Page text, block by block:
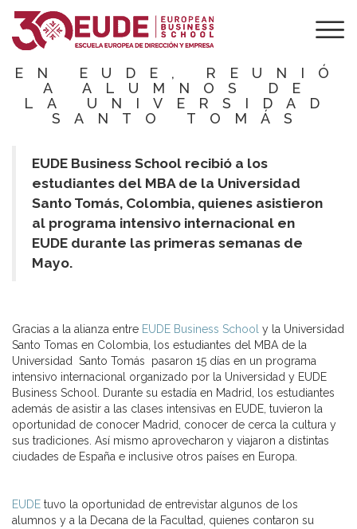
SEMINARIO DE
INTERCAMBIO
EN EUDE, REUNIÓ
A ALUMNOS DE
LA UNIVERSIDAD
SANTO TOMÁS
EUDE Business School recibió a los
estudiantes del MBA de la Universidad
Santo Tomás, Colombia, quienes asistieron
al programa intensivo internacional en
EUDE durante las primeras semanas de
Mayo.
Gracias a la alianza entre EUDE Business School y la Universidad
Santo Tomas en Colombia, los estudiantes del MBA de la
Universidad Santo Tomás pasaron 15 días en un programa
intensivo internacional organizado por la Universidad y EUDE
Business School. Durante su estadía en Madrid, los estudiantes
además de asistir a las clases intensivas en EUDE, tuvieron la
oportunidad de conocer Madrid, conocer de cerca la cultura y
sus tradiciones. Así mismo aprovecharon y viajaron a distintas
ciudades de España e inclusive otros países en Europa.
EUDE tuvo la oportunidad de entrevistar algunos de los
alumnos y a la Decana de la Facultad, quienes contaron su